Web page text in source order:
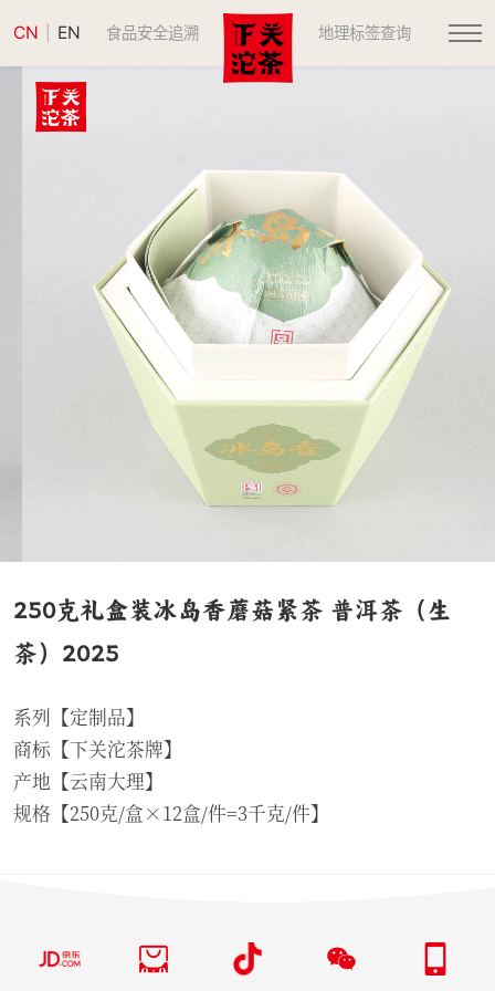
CN EN 食品安全追溯 地理标签查询
250克礼盒装冰岛香蘑菇紧茶 普洱茶（生
茶）2025
系列【定制品】
商标【下关沱茶牌】
产地【云南大理】
规格【250克/盒×12盒/件=3千克/件】